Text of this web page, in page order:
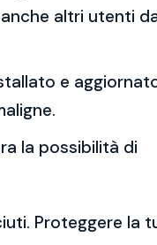
altri utenti
e
la possibilità di
Proteggere la